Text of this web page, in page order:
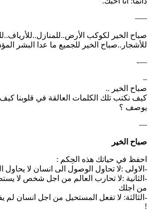
—–
صباح الخير لكوكب
للأشجار..صباح الخير للجميع ما عدا البشر
—-
–
صباح الخير ..
كيف نكتب تلك الكلمات العالقة في قلوبنا
يوصف ؟
—
صباح الخير
احفظ في حياتك هذه الحِكم :
-الاولى :لا تحاول الوصول الى انسان لا يحاول
-الثانية :لا تحارب العالم من اجل شخص لا
من اجلك
-الثالثة: لا تفعل المستحيل من اجل انسان
!